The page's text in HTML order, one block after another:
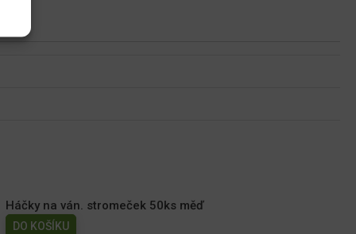
Háčky na ván. stromeček 50ks měď
DO KOŠÍKU